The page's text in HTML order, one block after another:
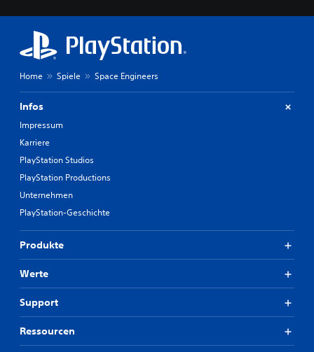
Home Spiele Space Engineers
Infos
Impressum
Karriere
PlayStation Studios
PlayStation Productions
Unternehmen
PlayStation-Geschichte
Produkte
Werte
Support
Ressourcen